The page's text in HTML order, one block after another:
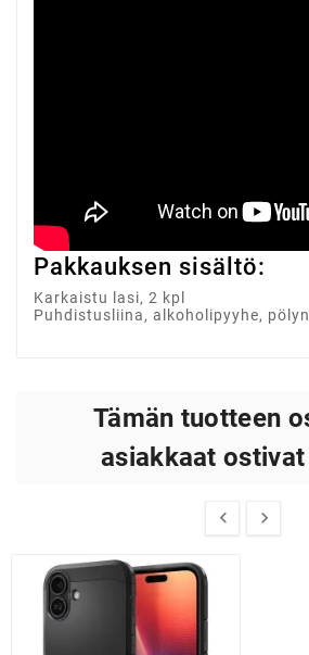
Pakkauksen sisältö:
Karkaistu lasi, 2 kpl
Puhdistusliina, alkoholipyyhe,
Tämän tuotteen
asiakkaat
 